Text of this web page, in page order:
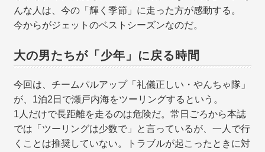
んな人は、今の「輝く季節」に走った方が感動する。
今からがジェットのベストシーズンなのだ。
大の男たちが「少年」に戻る時間
今回は、チームパルアップ「礼儀正しい・やんちゃ隊」
が、1泊2日で瀬戸内海をツーリングするという。
1人だけで長距離を走るのは危険だ。常日ごろから本誌
では「ツーリングは少数で」と言っているが、一人で行
くことは推奨していない。トラブルが起こったときに対